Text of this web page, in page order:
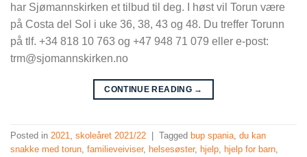
har Sjømannskirken et tilbud til deg. I høst vil Torun være
på Costa del Sol i uke 36, 38, 43 og 48. Du treffer Torunn
på tlf. +34 818 10 763 og +47 948 71 079 eller e-post:
trm@sjomannskirken.no
CONTINUE READING →
Posted in 2021, skoleåret 2021/22 Tagged bup spania, du kan
snakke med torun, familieveiviser, helsesøster, hjelp, hjelp for barn,